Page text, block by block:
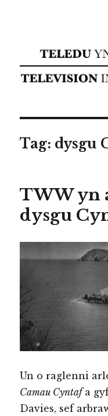
Teledu yng
Television
cyflwyniad
Tag: dysgu
TWW yn
dysgu
Un o raglenni
Camau Cyntafa
Davies, sef